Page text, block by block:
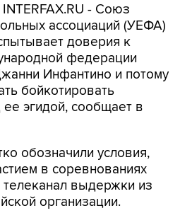
- Союз
ассоциаций (УЕФА)
доверия к
федерации
Инфантино и потому
бойкотировать
эгидой, сообщает в
обозначили условия,
в соревнованиях
выдержки из
организации.